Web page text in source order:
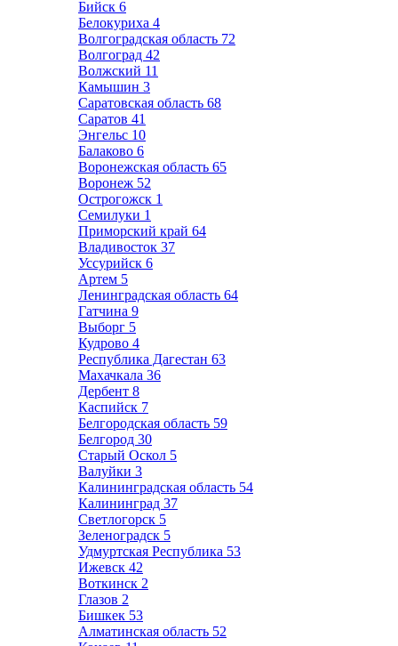
Бийск 6
Белокуриха 4
Волгоградская область 72
Волгоград 42
Волжский 11
Камышин 3
Саратовская область 68
Саратов 41
Энгельс 10
Балаково 6
Воронежская область 65
Воронеж 52
Острогожск 1
Семилуки 1
Приморский край 64
Владивосток 37
Уссурийск 6
Артем 5
Ленинградская область 64
Гатчина 9
Выборг 5
Кудрово 4
Республика Дагестан 63
Махачкала 36
Дербент 8
Каспийск 7
Белгородская область 59
Белгород 30
Старый Оскол 5
Валуйки 3
Калининградская область 54
Калининград 37
Светлогорск 5
Зеленоградск 5
Удмуртская Республика 53
Ижевск 42
Воткинск 2
Глазов 2
Бишкек 53
Алматинская область 52